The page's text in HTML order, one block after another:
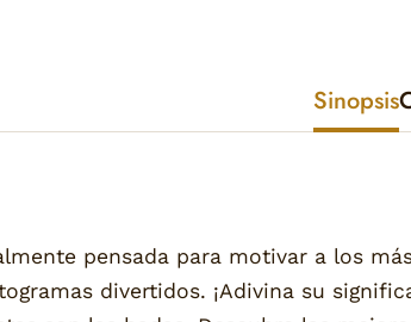
Sinopsis
pensada para motivar a los
divertidos. ¡Adivina su